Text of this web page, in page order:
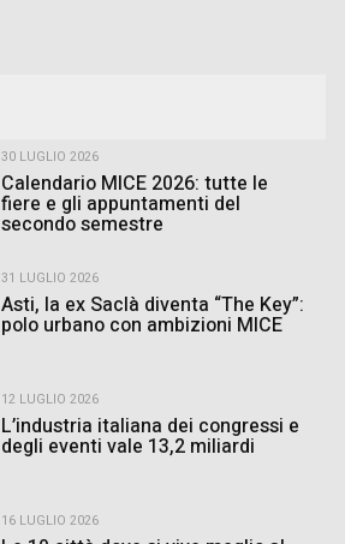
30 LUGLIO 2026
Calendario MICE 2026: tutte le
fiere e gli appuntamenti del
secondo semestre
31 LUGLIO 2026
Asti, la ex Saclà diventa “The Key”:
polo urbano con ambizioni MICE
12 LUGLIO 2026
L’industria italiana dei congressi e
degli eventi vale 13,2 miliardi
16 LUGLIO 2026